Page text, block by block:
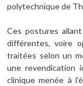
polytechnique de
Ces postures
différentes, voire
traitées selon un
une revendication
clinique menée à